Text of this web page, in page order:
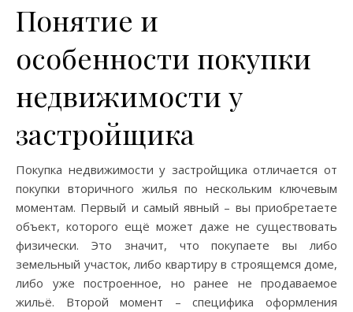
Понятие и
особенности покупки
недвижимости у
застройщика
Покупка недвижимости у застройщика отличается от
покупки вторичного жилья по нескольким ключевым
моментам. Первый и самый явный – вы приобретаете
объект, которого ещё может даже не существовать
физически. Это значит, что покупаете вы либо
земельный участок, либо квартиру в строящемся доме,
либо уже построенное, но ранее не продаваемое
жильё. Второй момент – специфика оформления